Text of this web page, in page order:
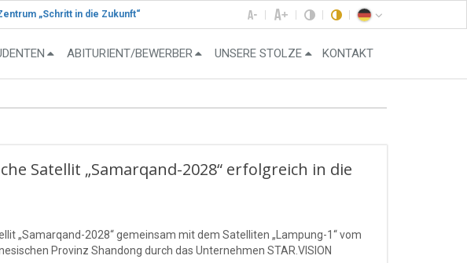
„Schritt in die Zukunft“
ABITURIENT/BEWERBER UNSERE STOLZE KONTAKT
Satellit „Samarqand-2028“ erfolgreich in die
„Samarqand-2028“ gemeinsam mit dem Satelliten „Lampung-1“ vom
Provinz Shandong durch das Unternehmen STAR.VISION